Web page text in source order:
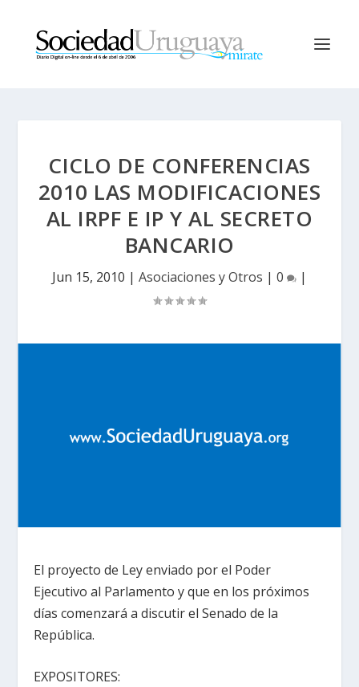
CICLO DE CONFERENCIAS
2010 LAS MODIFICACIONES
AL IRPF E IP Y AL SECRETO
BANCARIO
Jun 15, 2010 | Asociaciones y Otros | 0 |
El proyecto de Ley enviado por el Poder
Ejecutivo al Parlamento y que en los próximos
días comenzará a discutir el Senado de la
República.
EXPOSITORES: